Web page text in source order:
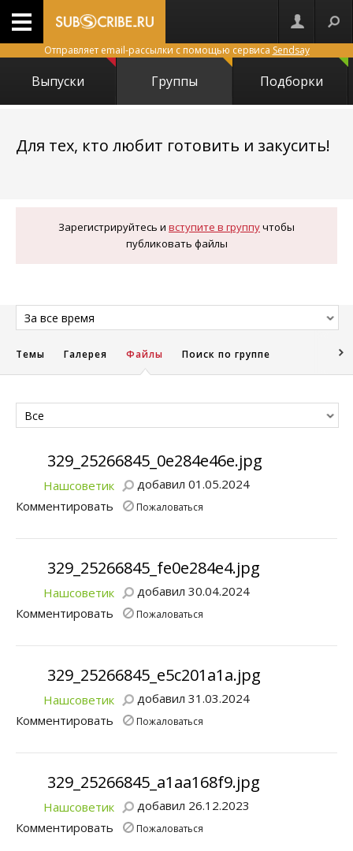
Отправляет email-рассылки с помощью сервиса Sendsay
Выпуски Группы Подборки
Для тех, кто любит готовить и закусить!
329
Зарегистрируйтесь и вступите в группучтобы
публиковать файлы
За все время
Темы Галерея Файлы Поиск по группе
Все
329_25266845_0e284e46e.jpg
Нашсоветик
добавил 01.05.2024
Комментировать
Пожаловаться
329_25266845_fe0e284e4.jpg
Нашсоветик
добавил 30.04.2024
Комментировать
Пожаловаться
329_25266845_e5c201a1a.jpg
Нашсоветик
добавил 31.03.2024
Комментировать
Пожаловаться
329_25266845_a1aa168f9.jpg
Нашсоветик
добавил 26.12.2023
Комментировать
Пожаловаться